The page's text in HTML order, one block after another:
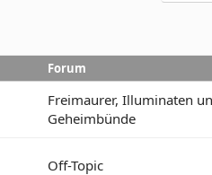
Forum
Freimaurer, Illuminaten
Geheimbünde
Off-Topic